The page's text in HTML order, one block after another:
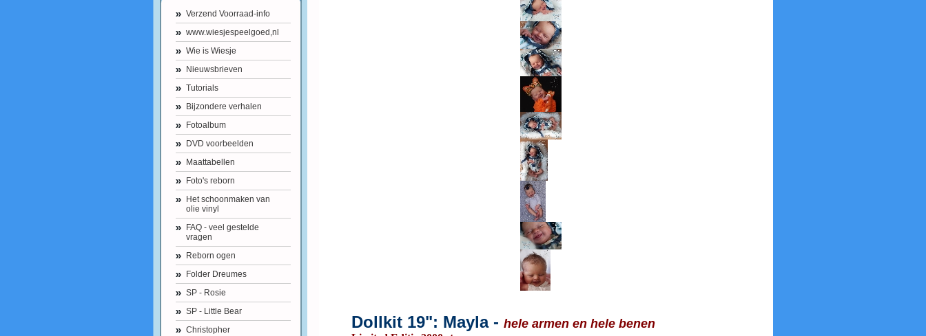
Verzend Voorraad-info
www.wiesjespeelgoed,nl
Wie is Wiesje
Nieuwsbrieven
Tutorials
Bijzondere verhalen
Fotoalbum
DVD voorbeelden
Maattabellen
Foto's reborn
Het schoonmaken van
olie vinyl
FAQ - veel gestelde
vragen
Reborn ogen
Folder Dreumes
SP - Rosie
SP - Little Bear
Christopher
Dollkit 19": Mayla - hele armen en hele benen